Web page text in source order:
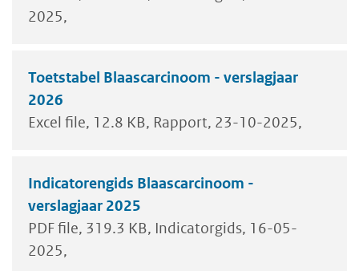
2025
Toetstabel Blaascarcinoom - verslagjaar
2026
Excel file 12.8 KB Rapport 23-10-2025
Indicatorengids Blaascarcinoom -
verslagjaar 2025
PDF file 319.3 KB Indicatorgids 16-05-
2025